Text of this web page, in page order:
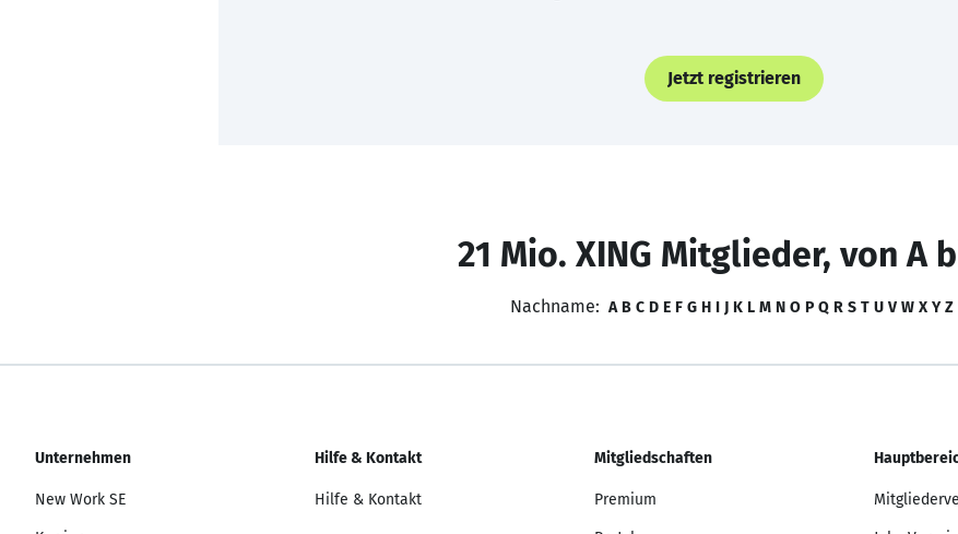
Jetzt registrieren
21 Mio. XING Mitglieder, von A
Nachname: A B C D E F G H I J K L M N O P Q R S T U V W X Y Z
Unternehmen
New Work SE
Hilfe & Kontakt
Hilfe & Kontakt
Mitgliedschaften
Premium